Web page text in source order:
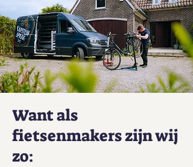
Want als
fietsenmakers zijn wij
zo: